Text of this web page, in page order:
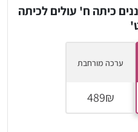
כיתה ח' עולים לכיתה
ערכה מורחבת